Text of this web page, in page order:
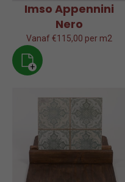
Imso Appennini
Nero
Vanaf €115,00 per m2
+